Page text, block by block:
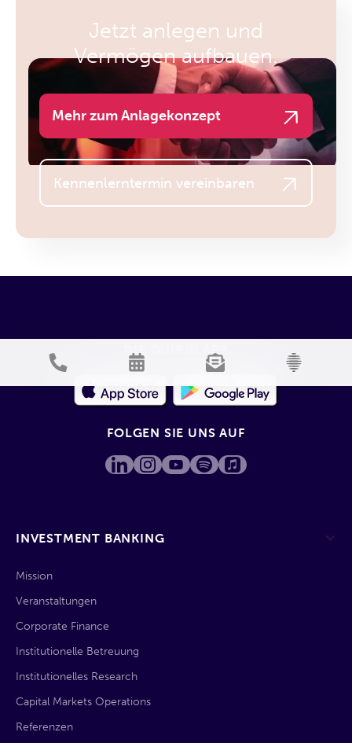
Jetzt anlegen und
Vermögen aufbauen.
Mehr zum Anlagekonzept
Kennenlerntermin vereinbaren
INVESTMENT BANKING
Mission
Veranstaltungen
Corporate Finance
Institutionelle Betreuung
Institutionelles Research
Capital Markets Operations
Referenzen
DIE QUIRIN APP
FOLGEN SIE UNS AUF